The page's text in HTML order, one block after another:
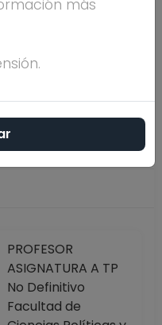
DOCTORADO
7 años
PROFESOR
ASIGNATURA A TP
No Definitivo
Facultad de
más